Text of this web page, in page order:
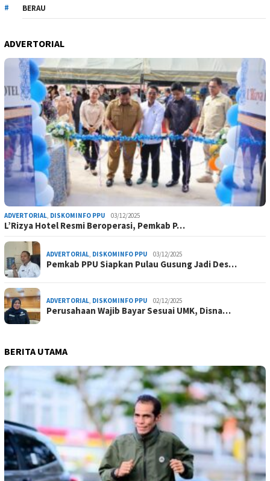
BERAU
ADVERTORIAL
ADVERTORIAL, DISKOMINFO PPU 03/12/2025
L’Rizya Hotel Resmi Beroperasi, Pemkab P…
ADVERTORIAL, DISKOMINFO PPU 03/12/2025
Pemkab PPU Siapkan Pulau Gusung Jadi Des…
ADVERTORIAL, DISKOMINFO PPU 02/12/2025
Perusahaan Wajib Bayar Sesuai UMK, Disna…
BERITA UTAMA